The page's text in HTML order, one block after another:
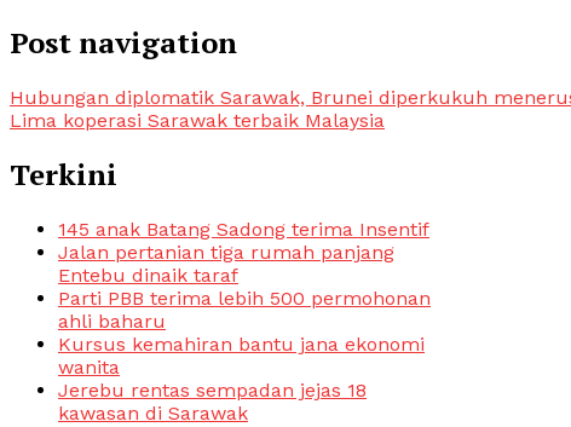
Post navigation
Hubungan diplomatik Sarawak, Brunei diperkukuh
Lima koperasi Sarawak terbaik Malaysia
Terkini
145 anak Batang Sadong terima Insentif
Jalan pertanian tiga rumah panjang
Entebu dinaik taraf
Parti PBB terima lebih 500 permohonan
ahli baharu
Kursus kemahiran bantu jana ekonomi
wanita
Jerebu rentas sempadan jejas 18
kawasan di Sarawak